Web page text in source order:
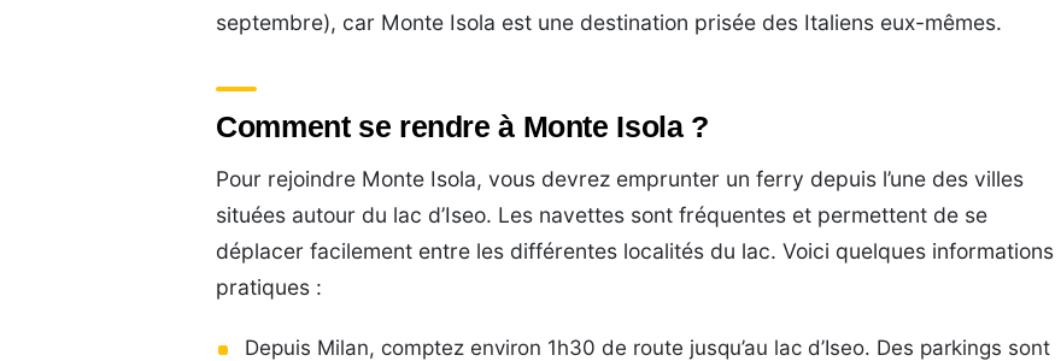
septembre), car Monte Isola est une destination prisée des Italiens eux-mêmes.
Comment se rendre à Monte Isola ?
Pour rejoindre Monte Isola, vous devrez emprunter un ferry depuis l’une des villes
situées autour du lac d’Iseo. Les navettes sont fréquentes et permettent de se
déplacer facilement entre les différentes localités du lac. Voici quelques informations
pratiques :
Depuis Milan, comptez environ 1h30 de route jusqu’au lac d’Iseo. Des parkings sont